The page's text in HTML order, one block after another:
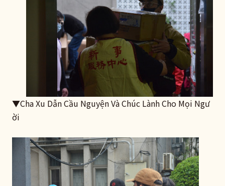
▼​Cha Xu Dẫn Cầu Nguyện Và Chúc Lành Cho Mọi Ngư
ời